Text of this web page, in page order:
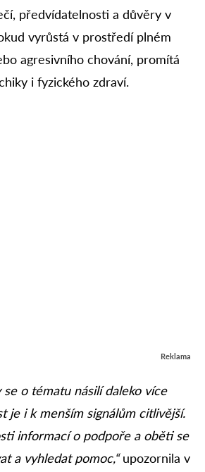
předvídatelnosti a důvěry v
vyrůstá v prostředí plném
agresivního chování, promítá
i fyzického zdraví.
Reklama
se o tématu násilí daleko více
je i k menším signálům citlivější.
informací o podpoře a oběti se
a vyhledat pomoc,“upozornila v